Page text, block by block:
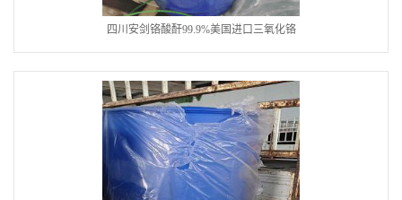
四川安剑铬酸酐99.9%美国进口三氧化铬